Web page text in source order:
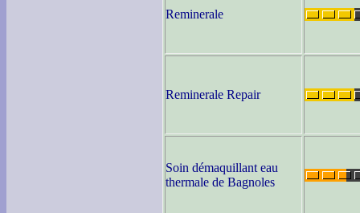
Reminerale
Reminerale Repair
Soin démaquillant eau
thermale de Bagnoles